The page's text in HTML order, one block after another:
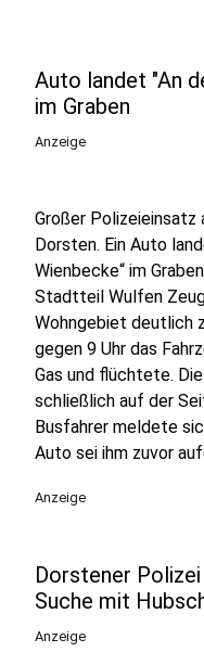
Auto landet "An
im Graben
Anzeige
Großer Polizeieinsatz
Dorsten. Ein Auto
Wienbecke“ im
Stadtteil Wulfen
Wohngebiet deutlich
gegen 9 Uhr das
Gas und flüchtete.
schließlich auf der
Busfahrer meldete
Auto sei ihm zuvor
Anzeige
Dorstener
Suche mit
Anzeige